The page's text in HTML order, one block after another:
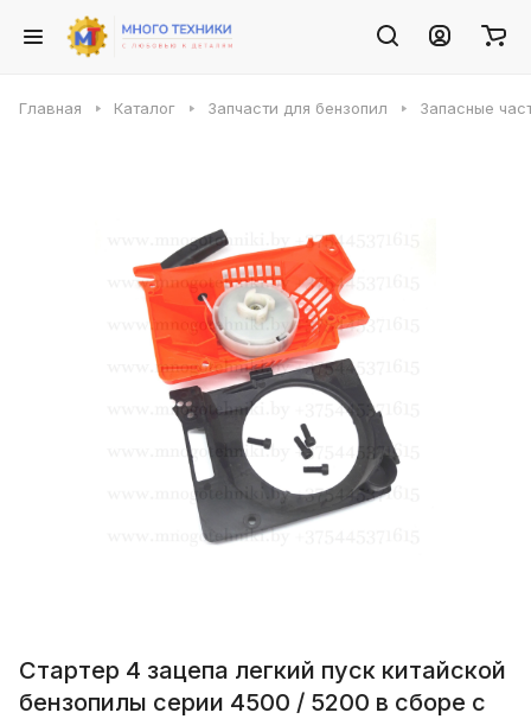
Главная Каталог Запчасти для бензопил Запасные
Стартер 4 зацепа легкий пуск китайской
бензопилы серии 4500 / 5200 в сборе с